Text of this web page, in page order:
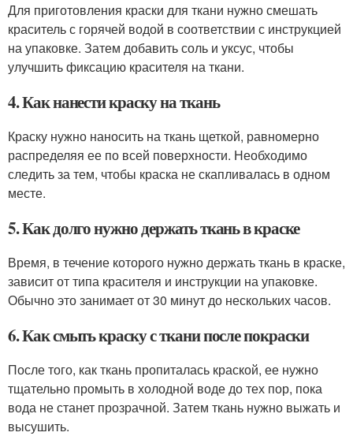
Для приготовления краски для ткани нужно смешать
краситель с горячей водой в соответствии с инструкцией
на упаковке. Затем добавить соль и уксус, чтобы
улучшить фиксацию красителя на ткани.
4. Как нанести краску на ткань
Краску нужно наносить на ткань щеткой, равномерно
распределяя ее по всей поверхности. Необходимо
следить за тем, чтобы краска не скапливалась в одном
месте.
5. Как долго нужно держать ткань в краске
Время, в течение которого нужно держать ткань в краске,
зависит от типа красителя и инструкции на упаковке.
Обычно это занимает от 30 минут до нескольких часов.
6. Как смыть краску с ткани после покраски
После того, как ткань пропиталась краской, ее нужно
тщательно промыть в холодной воде до тех пор, пока
вода не станет прозрачной. Затем ткань нужно выжать и
высушить.